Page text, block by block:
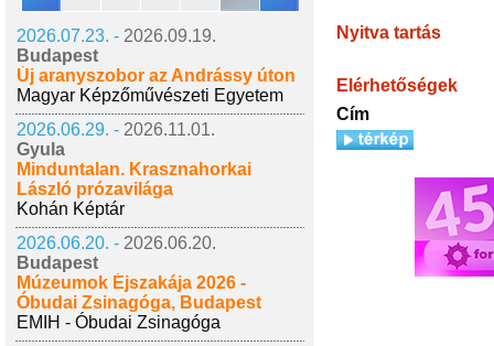
2026.07.23. - 2026.09.19.
Budapest
Új aranyszobor az Andrássy úton
Magyar Képzőművészeti Egyetem
2026.06.29. - 2026.11.01.
Gyula
Minduntalan. Krasznahorkai
László prózavilága
Kohán Képtár
2026.06.20. - 2026.06.20.
Budapest
Múzeumok Éjszakája 2026 -
Óbudai Zsinagóga, Budapest
EMIH - Óbudai Zsinagóga
Nyitva tartás
Elérhetőségek
Cím